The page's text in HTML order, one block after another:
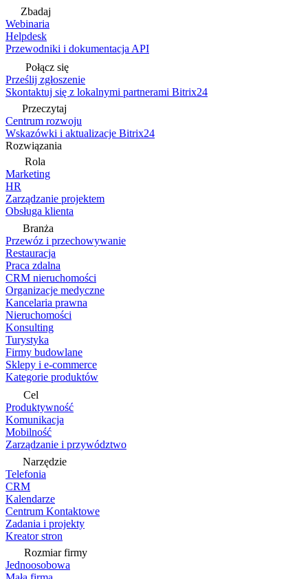
Zbadaj
Webinaria
Helpdesk
Przewodniki i dokumentacja API
Połącz się
Prześlij zgłoszenie
Skontaktuj się z lokalnymi partnerami Bitrix24
Przeczytaj
Centrum rozwoju
Wskazówki i aktualizacje Bitrix24
Rozwiązania
Rola
Marketing
HR
Zarządzanie projektem
Obsługa klienta
Branża
Przewóz i przechowywanie
Restauracja
Praca zdalna
CRM nieruchomości
Organizacje medyczne
Kancelaria prawna
Nieruchomości
Konsulting
Turystyka
Firmy budowlane
Sklepy i e-commerce
Kategorie produktów
Cel
Produktywność
Komunikacja
Mobilność
Zarządzanie i przywództwo
Narzędzie
Telefonia
CRM
Kalendarze
Centrum Kontaktowe
Zadania i projekty
Kreator stron
Rozmiar firmy
Jednoosobowa